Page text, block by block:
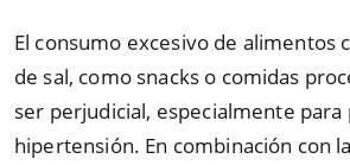
El consumo excesivo de alimentos
de sal, como snacks o comidas
ser perjudicial, especialmente para
hipertensión. En combinación con